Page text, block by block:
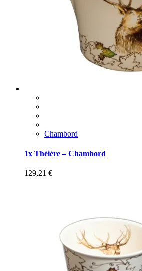
Chambord
1x Théière – Chambord
129,21 €